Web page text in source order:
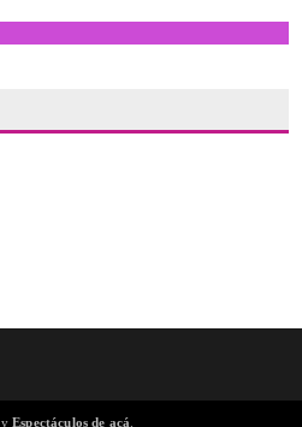
yEspectáculos de acá